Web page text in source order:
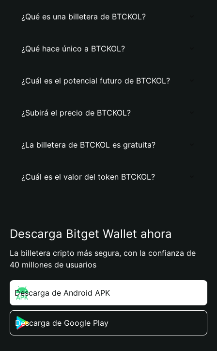
¿Qué es una billetera de BTCKOL?
¿Qué hace único a BTCKOL?
¿Cuál es el potencial futuro de BTCKOL?
¿Subirá el precio de BTCKOL?
¿La billetera de BTCKOL es gratuita?
¿Cuál es el valor del token BTCKOL?
Descarga Bitget Wallet ahora
La billetera cripto más segura, con la confianza de
40 millones de usuarios
Descarga de Android APK
Descarga de Google Play